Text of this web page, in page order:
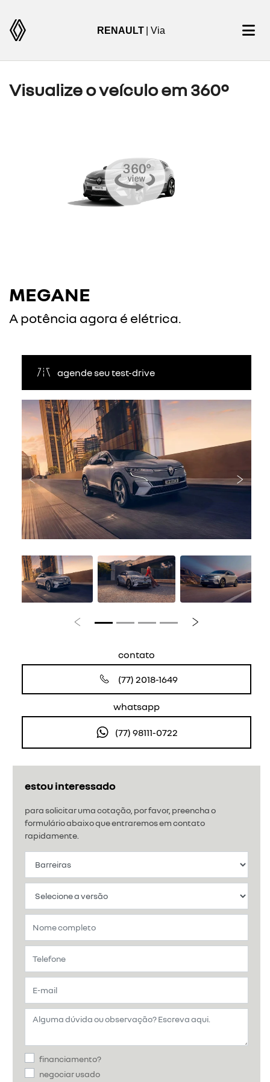
RENAULT | Via
Visualize o veículo em 360°
MEGANE
A potência agora é elétrica.
agende seu test-drive
estou interessado
para solicitar uma cotação, por favor, preencha o
formulário abaixo que entraremos em contato
rapidamente.
financiamento?
negociar usado
Anterior
Anterior Próximo
contato
(77) 2018-1649
whatsapp
(77) 98111-0722